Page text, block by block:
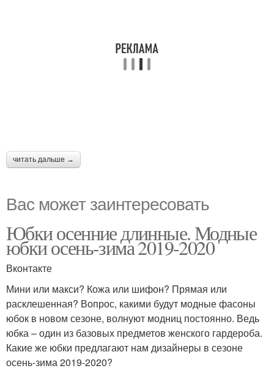
читать дальше →
Вас может заинтересовать
Юбки осенние длинные. Модные
юбки осень-зима 2019-2020
Вконтакте
Мини или макси? Кожа или шифон? Прямая или
расклешенная? Вопрос, какими будут модные фасоны
юбок в новом сезоне, волнуют модниц постоянно. Ведь
юбка – один из базовых предметов женского гардероба.
Какие же юбки предлагают нам дизайнеры в сезоне
осень-зима 2019-2020?